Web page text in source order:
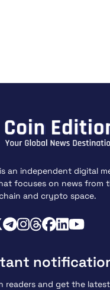
an independent digital
focuses on news from
and crypto space.
readers and get the